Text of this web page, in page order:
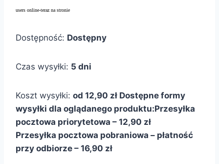
users online-teraz na stronie
Dostępność: Dostępny
Czas wysyłki: 5 dni
Koszt wysyłki: od 12,90 zł Dostępne formy
wysyłki dla oglądanego produktu:Przesyłka
pocztowa priorytetowa – 12,90 zł
Przesyłka pocztowa pobraniowa – płatność
przy odbiorze – 16,90 zł